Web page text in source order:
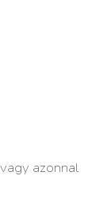
azonnal